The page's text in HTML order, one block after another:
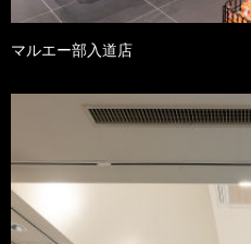
マルエー部入道店